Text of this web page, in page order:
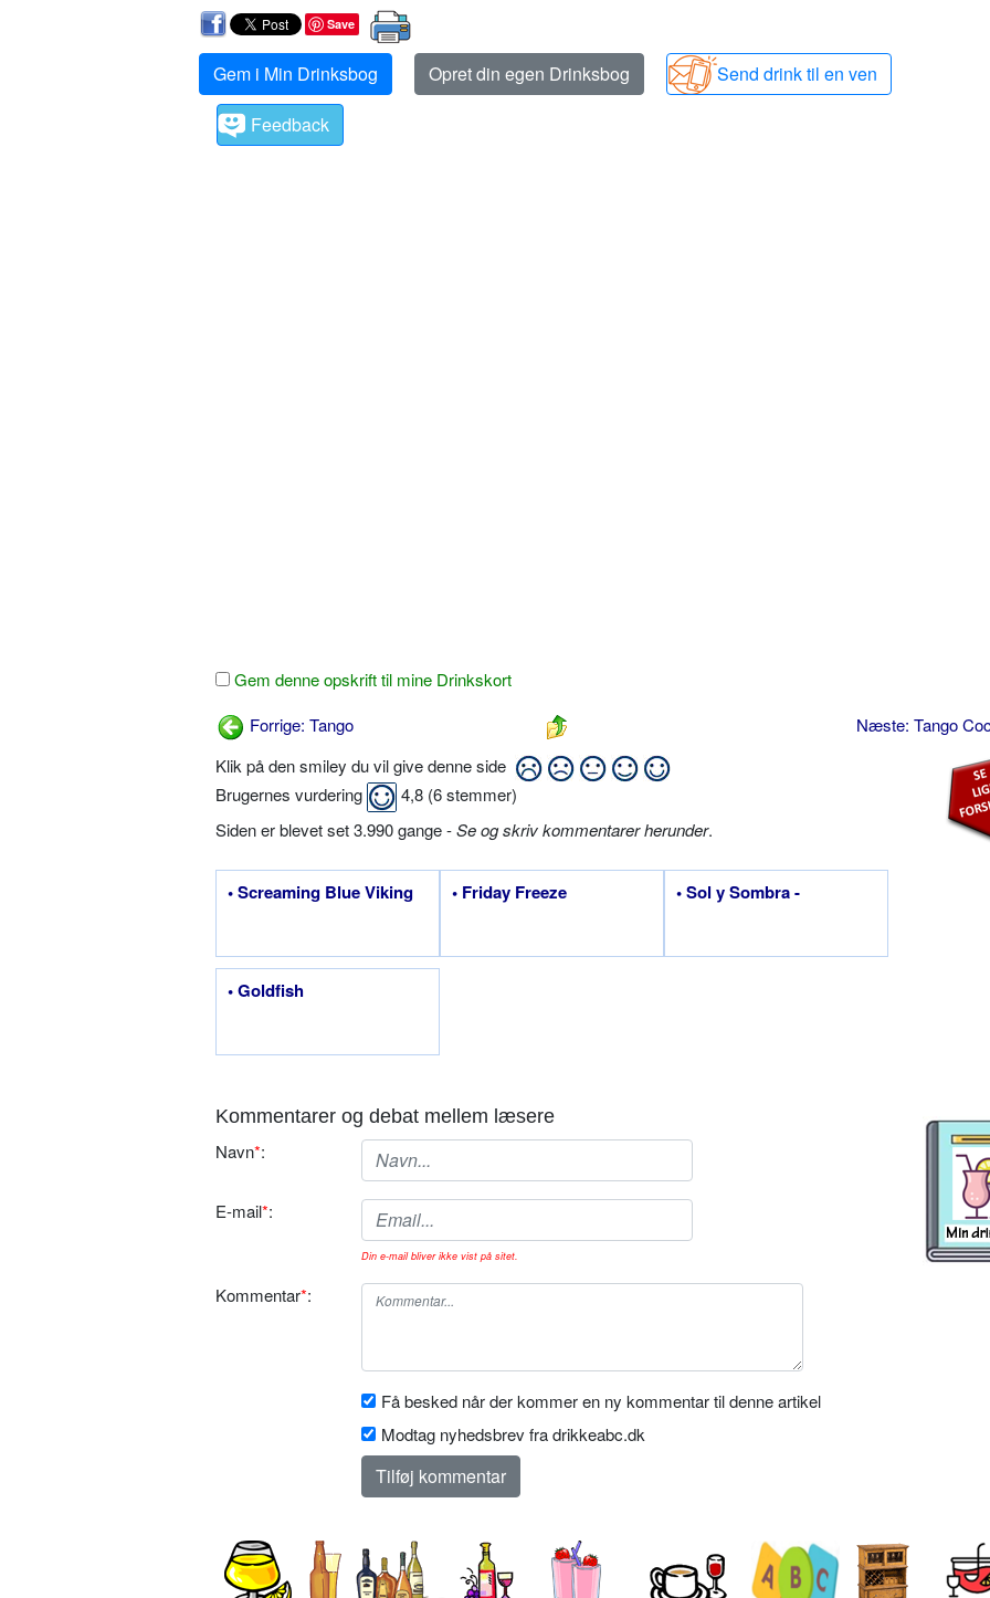
Save
Gem i Min Drinksbog Opret din egen Drinksbog
Send drink til en ven
Feedback
Gem denne opskrift til mine Drinkskort
Forrige: Tango
Næste: Tango
Klik på den smiley du vil give denne side
Brugernes vurdering
4,8 (6stemmer)
Siden er blevet set 3.990 gange -Se og skriv kommentarer herunder.
• Screaming Blue Viking • Friday Freeze • Sol y Sombra -
• Goldfish
Kommentarer og debat mellem læsere
Navn*:
E-mail*:
Din e-mail bliver ikke vist på sitet.
Kommentar*:
Få besked når der kommer en ny kommentar til denne artikel
Modtag nyhedsbrev fra drikkeabc.dk